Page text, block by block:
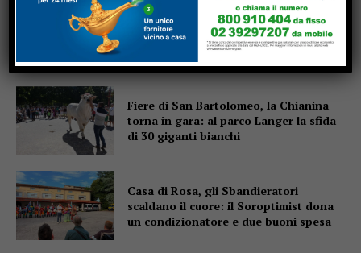
Cultura, Marchetti (Lega): “Dal
Governo oltre 13 milioni di euro per
Gubbio, Assisi e Piediluco”
Fiere di San Bartolomeo, la Chianina
torna in gara: al parco Langer la sfida
di 30 giganti bianchi
Casa di Rosa, gli Sbandieratori
scaldano il cuore: il Soroptimist dona
un condizionatore e due buoni spesa